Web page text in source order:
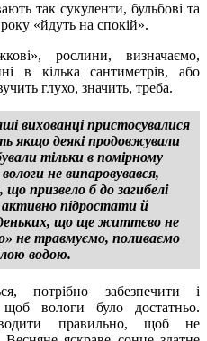
так сукуленти, бульбові та
«йдуть на спокій».
рослини, визначаємо,
в кілька сантиметрів, або
глухо, значить, треба.
вихованці пристосувалися
якщо деякі продовжували
тільки в помірному
не випаровувався,
призвело б до загибелі
активно підростати й
що ще життєво не
не травмуємо, поливаємо
водою.
потрібно забезпечити і
вологи було достатньо.
правильно, щоб не